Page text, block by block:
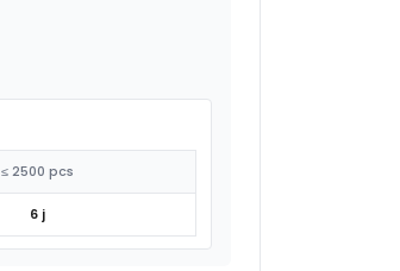
≤ 2500 pcs
6 j